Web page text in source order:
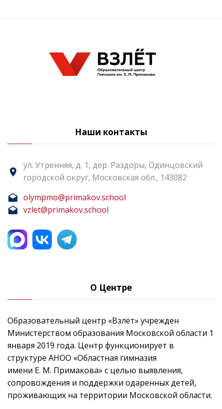
Наши контакты
ул. Утренняя, д. 1, дер. Раздоры, Одинцовский
городской округ, Московская обл., 143082
olympmo@primakov.school
vzlet@primakov.school
О Центре
Образовательный центр «Взлёт» учрежден
Министерством образования Московской области 1
января 2019 года. Центр функционирует в
структуре АНОО «Областная гимназия
имени Е. М. Примакова» с целью выявления,
сопровождения и поддержки одаренных детей,
проживающих на территории Московской области.